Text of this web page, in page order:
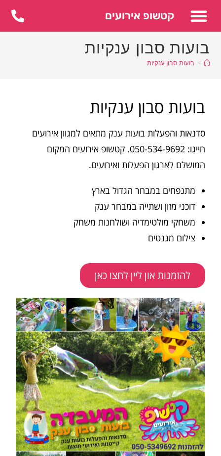
לתוכן
קטשופ אירועים
בועות סבון ענקיות
> בועות סבון ענקיות
בועות סבון ענקיות
סדנאות והפעלות בועות ענק מתאים למגוון אירועים
חייגו: 050-534-9692. קטשופ אירועים המקום
המושלם לארגון הפעלות ואירועים.
מתנפחים במבחר הגדול בארץ
דוכני מזון ושתייה במבחר ענק
משחקי מולטימדיה ושולחנות משחק
צילום מגנטים
להזמנות און ליין לחצו כאן